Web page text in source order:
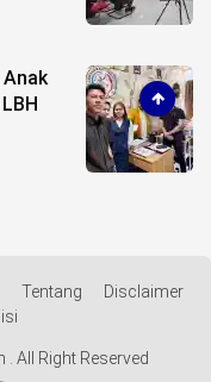
Anak
Tentang
Disclaimer
All Right Reserved